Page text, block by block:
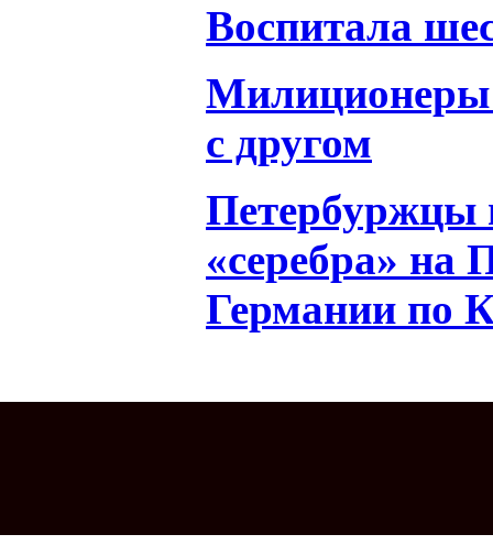
Воспитала
Милиционеры
с другом
Петербуржцы
«серебра» на
Германии по